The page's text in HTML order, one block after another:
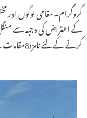
گروگرام۔مقامی لوگوں اور
کے اعتراض کی وجہہ سے
کرنے کے لئے نامزد8مقامات سے اجازت کو